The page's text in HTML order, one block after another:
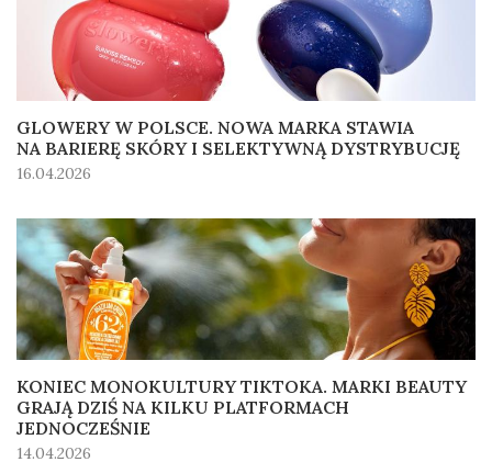
GLOWERY W POLSCE. NOWA MARKA STAWIA
NA BARIERĘ SKÓRY I SELEKTYWNĄ DYSTRYBUCJĘ
16.04.2026
KONIEC MONOKULTURY TIKTOKA. MARKI BEAUTY
GRAJĄ DZIŚ NA KILKU PLATFORMACH
JEDNOCZEŚNIE
14.04.2026